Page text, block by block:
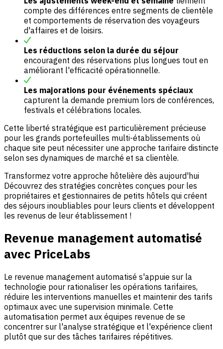
compte des différences entre segments de clientèle
et comportements de réservation des voyageurs
d'affaires et de loisirs.
Les réductions selon la durée du séjour
encouragent des réservations plus longues tout en
améliorant l'efficacité opérationnelle.
Les majorations pour événements spéciaux
capturent la demande premium lors de conférences,
festivals et célébrations locales.
Cette liberté stratégique est particulièrement précieuse
pour les grands portefeuilles multi-établissements où
chaque site peut nécessiter une approche tarifaire distincte
selon ses dynamiques de marché et sa clientèle.
Transformez votre approche hôtelière dès aujourd'hui
Découvrez des stratégies concrètes conçues pour les
propriétaires et gestionnaires de petits hôtels qui créent
des séjours inoubliables pour leurs clients et développent
les revenus de leur établissement !
Revenue management automatisé
avec PriceLabs
Le revenue management automatisé s'appuie sur la
technologie pour rationaliser les opérations tarifaires,
réduire les interventions manuelles et maintenir des tarifs
optimaux avec une supervision minimale. Cette
automatisation permet aux équipes revenue de se
concentrer sur l'analyse stratégique et l'expérience client
plutôt que sur des tâches tarifaires répétitives.